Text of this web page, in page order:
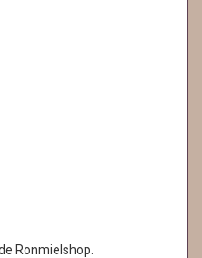
Ronmielshop.